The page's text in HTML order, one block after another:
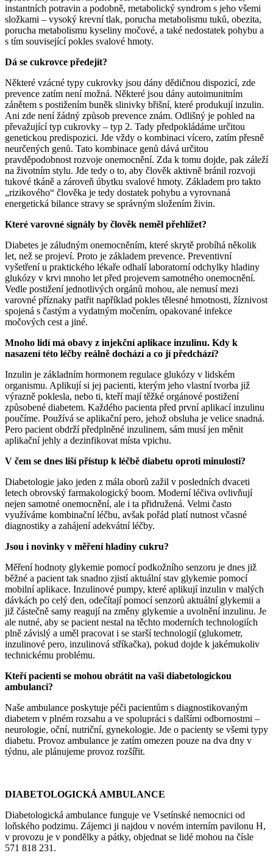
instantních potravin a podobně, metabolický syndrom s jeho všemi
složkami – vysoký krevní tlak, porucha metabolismu tuků, obezita,
porucha metabolismu kyseliny močové, a také nedostatek pohybu a
s tím související pokles svalové hmoty.
Dá se cukrovce předejít?
Některé vzácné typy cukrovky jsou dány dědičnou dispozicí, zde
prevence zatím není možná. Některé jsou dány autoimunitním
zánětem s postižením buněk slinivky břišní, které produkují inzulin.
Ani zde není žádný způsob prevence znám. Odlišný je pohled na
převažující typ cukrovky – typ 2. Tady předpokládáme určitou
genetickou predispozici. Jde vždy o kombinaci vícero, zatím přesně
neurčených genů. Tato kombinace genů dává určitou
pravděpodobnost rozvoje onemocnění. Zda k tomu dojde, pak záleží
na životním stylu. Jde tedy o to, aby člověk aktivně bránil rozvoji
tukové tkáně a zároveň úbytku svalové hmoty. Základem pro takto
„rizikového“ člověka je tedy dostatek pohybu a vyrovnaná
energetická bilance stravy se správným složením živin.
Které varovné signály by člověk neměl přehlížet?
Diabetes je záludným onemocněním, které skrytě probíhá několik
let, než se projeví. Proto je základem prevence. Preventivní
vyšetření u praktického lékaře odhalí laboratorní odchylky hladiny
glukózy v krvi mnoho let před projevem samotného onemocnění.
Vedle postižení jednotlivých orgánů mohou, ale nemusí mezi
varovné příznaky patřit například pokles tělesné hmotnosti, žíznivost
spojená s častým a vydatným močením, opakované infekce
močových cest a jiné.
Mnoho lidí má obavy z injekční aplikace inzulinu. Kdy k
nasazení této léčby reálně dochází a co jí předchází?
Inzulin je základním hormonem regulace glukózy v lidském
organismu. Aplikují si jej pacienti, kterým jeho vlastní tvorba již
výrazně poklesla, nebo ti, kteří mají těžké orgánové postižení
způsobené diabetem. Každého pacienta před první aplikací inzulinu
poučíme. Používá se aplikační pero, jehož obsluha je velice snadná.
Pero pacient obdrží předplněné inzulinem, sám musí jen měnit
aplikační jehly a dezinfikovat místa vpichu.
V čem se dnes liší přístup k léčbě diabetu oproti minulosti?
Diabetologie jako jeden z mála oborů zažil v posledních dvaceti
letech obrovský farmakologický boom. Moderní léčiva ovlivňují
nejen samotné onemocnění, ale i ta přidružená. Velmi často
využíváme kombinační léčbu, avšak pořád platí nutnost včasné
diagnostiky a zahájení adekvátní léčby.
Jsou i novinky v měření hladiny cukru?
Měření hodnoty glykemie pomocí podkožního senzoru je dnes již
běžné a pacient tak snadno zjistí aktuální stav glykemie pomocí
mobilní aplikace. Inzulinové pumpy, které aplikují inzulin v malých
dávkách po celý den, odečítají pomocí senzorů aktuální glykemii a
již částečně samy reagují na změny glykemie a uvolnění inzulinu. Je
ale nutné, aby se pacient nestal na těchto moderních technologiích
plně závislý a uměl pracovat i se starší technologií (glukometr,
inzulinové pero, inzulinová stříkačka), pokud dojde k jakémukoliv
technickému problému.
Kteří pacienti se mohou obrátit na vaši diabetologickou
ambulanci?
Naše ambulance poskytuje péči pacientům s diagnostikovaným
diabetem v plném rozsahu a ve spolupráci s dalšími odbornostmi –
neurologie, oční, nutriční, gynekologie. Jde o pacienty se všemi typy
diabetu. Provoz ambulance je zatím omezen pouze na dva dny v
týdnu, ale plánujeme provoz rozšířit.
DIABETOLOGICKÁ AMBULANCE
Diabetologická ambulance funguje ve Vsetínské nemocnici od
loňského podzimu. Zájemci ji najdou v novém interním pavilonu H,
v provozu je v pondělky a pátky, objednat se lidé mohou na čísle
571 818 231.